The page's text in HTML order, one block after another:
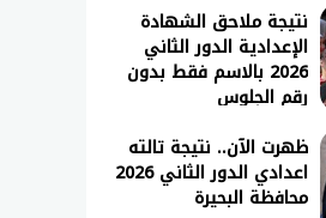
نتيجة ملاحق الشهادة
الإعدادية الدور الثاني
2026 بالاسم فقط بدون
رقم الجلوس
ظهرت الآن.. نتيجة تالته
اعدادي الدور الثاني 2026
محافظة البحيرة